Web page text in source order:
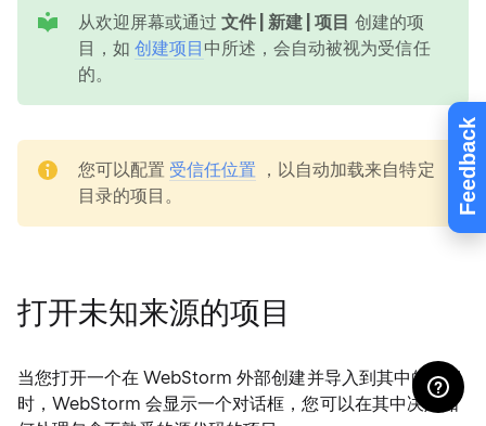
Feedback
从欢迎屏幕或通过文件 | 新建 | 项目 创建的项
目，如创建项目 中所述，会自动被视为受信任
的。
您可以配置 受信任位置 ，以自动加载来自特定
目录的项目。
打开未知来源的项目
当您打开一个在 WebStorm 外部创建并导入到其中的项目
时，WebStorm 会显示一个对话框，您可以在其中决定如